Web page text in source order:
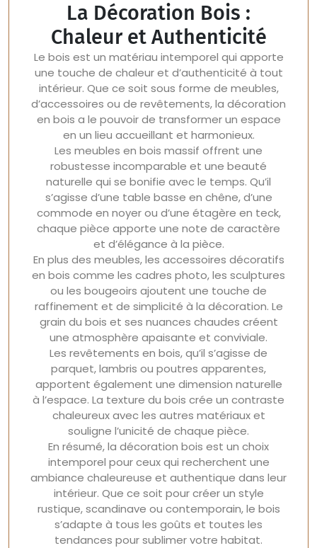
La Décoration Bois :
Chaleur et Authenticité
Le bois est un matériau intemporel qui apporte
une touche de chaleur et d’authenticité à tout
intérieur. Que ce soit sous forme de meubles,
d’accessoires ou de revêtements, la décoration
en bois a le pouvoir de transformer un espace
en un lieu accueillant et harmonieux.
Les meubles en bois massif offrent une
robustesse incomparable et une beauté
naturelle qui se bonifie avec le temps. Qu’il
s’agisse d’une table basse en chêne, d’une
commode en noyer ou d’une étagère en teck,
chaque pièce apporte une note de caractère
et d’élégance à la pièce.
En plus des meubles, les accessoires décoratifs
en bois comme les cadres photo, les sculptures
ou les bougeoirs ajoutent une touche de
raffinement et de simplicité à la décoration. Le
grain du bois et ses nuances chaudes créent
une atmosphère apaisante et conviviale.
Les revêtements en bois, qu’il s’agisse de
parquet, lambris ou poutres apparentes,
apportent également une dimension naturelle
à l’espace. La texture du bois crée un contraste
chaleureux avec les autres matériaux et
souligne l’unicité de chaque pièce.
En résumé, la décoration bois est un choix
intemporel pour ceux qui recherchent une
ambiance chaleureuse et authentique dans leur
intérieur. Que ce soit pour créer un style
rustique, scandinave ou contemporain, le bois
s’adapte à tous les goûts et toutes les
tendances pour sublimer votre habitat.